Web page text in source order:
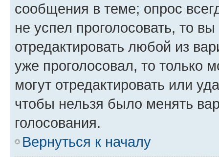
сообщения в теме; опрос
не успел проголосовать, то
отредактировать любой из
уже проголосовал, то только
могут отредактировать или
чтобы нельзя было менять
голосования.
Вернуться к началу